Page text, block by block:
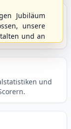
und
Jubiläum
unsere
und an
Kennworte
Homepage